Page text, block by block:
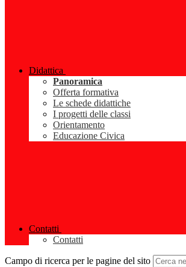
Didattica
Panoramica
Offerta formativa
Le schede didattiche
I progetti delle classi
Orientamento
Educazione Civica
Contatti
Contatti
Campo di ricerca per le pagine del sito